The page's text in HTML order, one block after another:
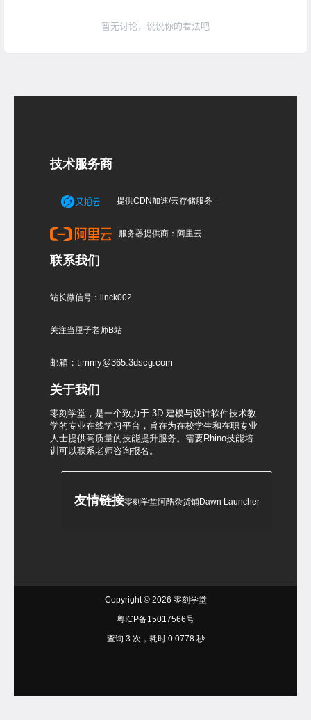
暂无讨论，说说你的看法吧
技术服务商
提供CDN加速/云存储服务
服务器提供商：阿里云
联系我们
站长微信号：linck002
关注当厘子老师B站
邮箱：timmy@365.3dscg.com
关于我们
零刻学堂，是一个致力于 3D 建模与设计软件技术教
学的专业在线学习平台，旨在为在校学生和在职专业
人士提供高质量的技能提升服务。需要Rhino技能培
训可以联系老师咨询报名。
友情链接零刻学堂阿酷杂货铺Dawn Launcher
Copyright © 2026 零刻学堂
粤ICP备15017566号
查询 3 次，耗时 0.0778 秒